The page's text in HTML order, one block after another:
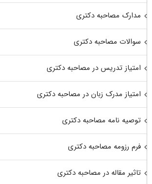
مدارک مصاحبه دکتری
سوالات مصاحبه دکتری
امتیاز تدریس در مصاحبه دکتری
امتیاز مدرک زبان در مصاحبه دکتری
توصیه نامه مصاحبه دکتری
فرم رزومه مصاحبه دکتری
تاثیر مقاله در مصاحبه دکتری